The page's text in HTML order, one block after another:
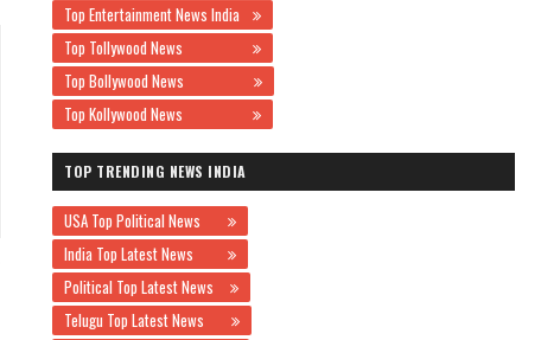
Top Entertainment News India
Top Tollywood News
Top Bollywood News
Top Kollywood News
TOP TRENDING NEWS INDIA
USA Top Political News
India Top Latest News
Political Top Latest News
Telugu Top Latest News